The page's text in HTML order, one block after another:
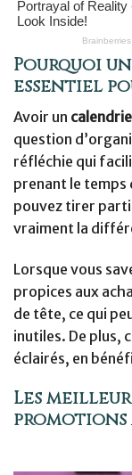
Pourquoi
essentiel
Avoir un
question
réfléchie qui
prenant le temps
pouvez tirer
vraiment la
Lorsque vous
propices aux
de tête, ce qui
inutiles. De plus,
éclairés, en
Les
promotions